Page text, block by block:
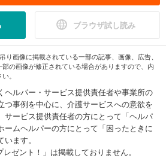
ブラウザ試し読み
り画像に掲載されている一部の記事、画像、広告、
の画像が修正されている場合がありますので、内
。
ヘルパー・サービス提供責任者や事業所の
つ事例を中心に、介護サービスへの意欲を
サービス提供責任者の方にとって「ヘルパ
ームヘルパーの方にとって「困ったときに
ます。
ゼント！」は掲載しておりません。